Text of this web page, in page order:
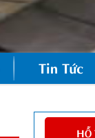
Tin Tức
HỖ